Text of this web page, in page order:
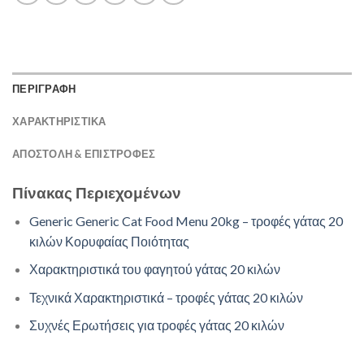
ΠΕΡΙΓΡΑΦΗ
ΧΑΡΑΚΤΗΡΙΣΤΙΚΑ
ΑΠΟΣΤΟΛΉ & ΕΠΙΣΤΡΟΦΈΣ
Πίνακας Περιεχομένων
Generic Generic Cat Food Menu 20kg – τροφές γάτας 20
κιλών Κορυφαίας Ποιότητας
Χαρακτηριστικά του φαγητού γάτας 20 κιλών
Τεχνικά Χαρακτηριστικά – τροφές γάτας 20 κιλών
Συχνές Ερωτήσεις για τροφές γάτας 20 κιλών